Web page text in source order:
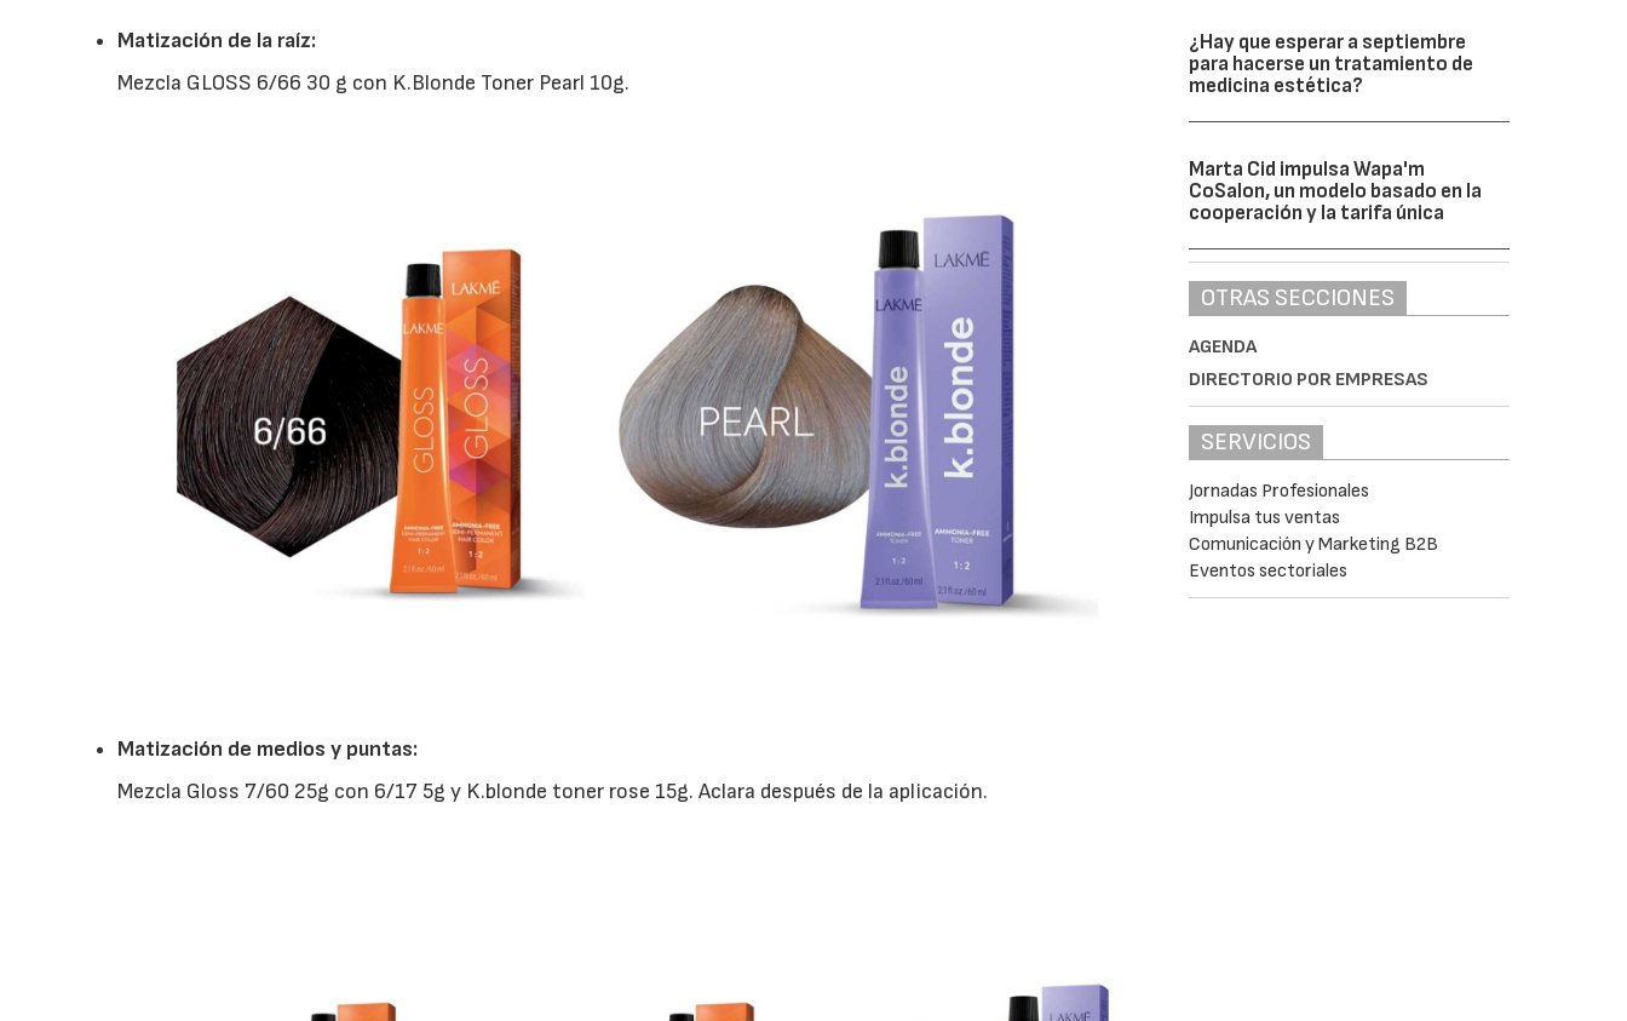
Matización de la raíz:
Mezcla GLOSS 6/66 30 g con K.Blonde Toner Pearl 10g.
Matización de medios y puntas:
Mezcla Gloss 7/60 25g con 6/17 5g y K.blonde toner rose 15g. Aclara después de la aplicación.
¿Hay que esperar a septiembre
para hacerse un tratamiento de
medicina estética?
Marta Cid impulsa Wapa'm
CoSalon, un modelo basado en la
cooperación y la tarifa única
OTRAS SECCIONES
AGENDA
DIRECTORIO POR EMPRESAS
SERVICIOS
Jornadas Profesionales
Impulsa tus ventas
Comunicación y Marketing B2B
Eventos sectoriales